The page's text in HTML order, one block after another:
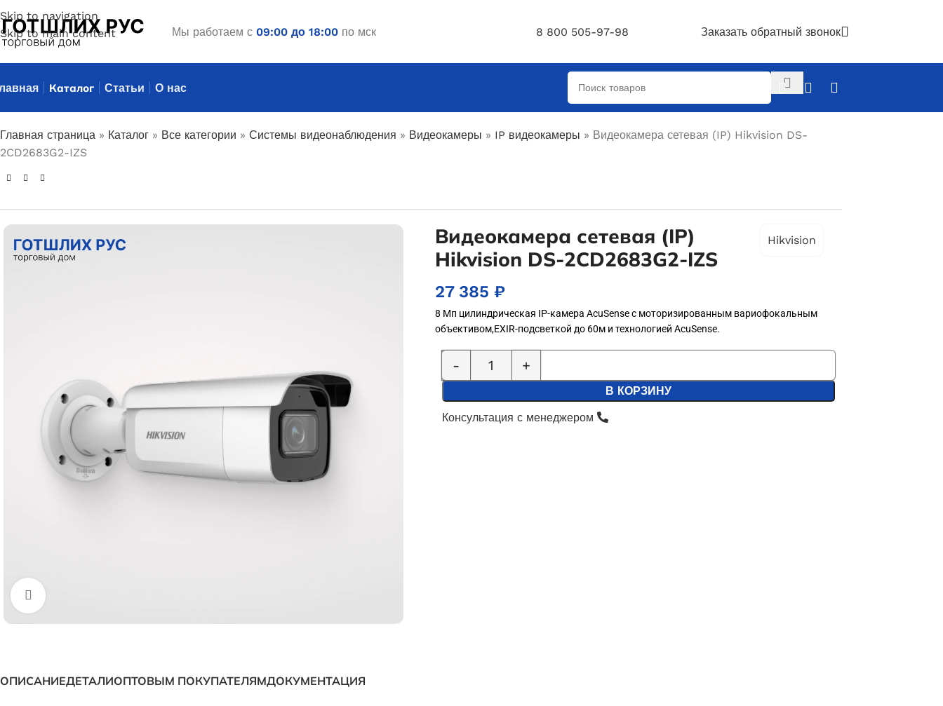
Skip to navigation
Skip to main content
Мы работаем с 09:00 до 18:00 по мск 8 800 505-97-98 Заказать обратный звонок
Каталог Статьи О нас
Главная страница » Каталог » Все категории » Системы видеонаблюдения » Видеокамеры » IP видеокамеры » Видеокамера сетевая (IP) Hikvision DS-
2CD2683G2-IZS
Видеокамера сетевая (IP)
Hikvision DS-2CD2683G2-IZS
Hikvision
27 385 ₽
8 Мп цилиндрическая IP-камера AcuSense с моторизированным вариофокальным
объективом,EXIR-подсветкой до 60м и технологией AcuSense.
В КОРЗИНУ
Консультация с менеджером
ОПИСАНИЕДЕТАЛИОПТОВЫМ ПОКУПАТЕЛЯМДОКУМЕНТАЦИЯ